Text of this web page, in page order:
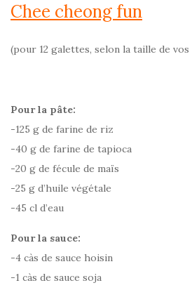
Chee cheong fun
(pour 12 galettes, selon la taille de
Pour la pâte:
-125 g de farine de riz
-40 g de farine de tapioca
-20 g de fécule de maïs
-25 g d’huile végétale
-45 cl d’eau
Pour la sauce:
-4 càs de sauce hoisin
-1 càs de sauce soja